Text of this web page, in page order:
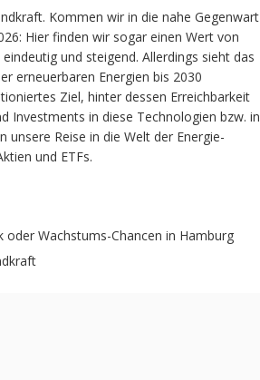
Kommen wir in die nahe Gegenwart
Hier finden wir sogar einen Wert von
und steigend. Allerdings sieht das
erneuerbaren Energien bis 2030
Ziel, hinter dessen Erreichbarkeit
Investments in diese Technologien bzw. in
Reise in die Welt der Energie-
und ETFs.
Wachstums-Chancen in Hamburg